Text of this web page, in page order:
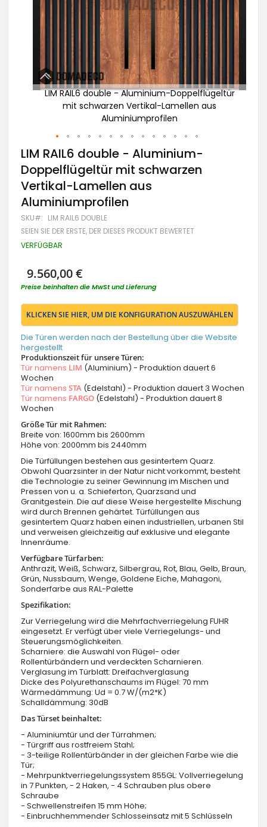
LIM RAIL6 double - Aluminium-Doppelflügeltür
mit schwarzen Vertikal-Lamellen aus
Aluminiumprofilen
Zum
Anfang
der
Bildgalerie
springen
LIM RAIL6 double - Aluminium-
Doppelflügeltür mit schwarzen
Vertikal-Lamellen aus
Aluminiumprofilen
SKU LIM RAIL6 DOUBLE
SEIEN SIE DER ERSTE, DER DIESES PRODUKT BEWERTET
VERFÜGBAR
9.560,00 €
Preise beinhalten die MwSt und Lieferung
KLICKEN SIE HIER, UM DIE KONFIGURATION AUSZUWÄHLEN
Die Türen werden nach der Bestellung über die Website
hergestellt
Produktionszeit für unsere Türen:
Tür namens LIM (Aluminium) - Produktion dauert 6
Wochen
Tür namens STA (Edelstahl) - Produktion dauert 3 Wochen
Tür namens FARGO (Edelstahl) - Produktion dauert 8
Wochen
Größe Tür mit Rahmen:
Breite von: 1600mm bis 2600mm
Höhe von: 2000mm bis 2440mm
Die Türfüllungen bestehen aus gesintertem Quarz.
Obwohl Quarzsinter in der Natur nicht vorkommt, besteht
die Technologie zu seiner Gewinnung im Mischen und
Pressen von u. a. Schieferton, Quarzsand und
Granitgestein. Die auf diese Weise hergestellte Mischung
wird durch Brennen gehärtet. Türfüllungen aus
gesintertem Quarz haben einen industriellen, urbanen Stil
und verweisen gleichzeitig auf exklusive und elegante
Innenräume.
Verfügbare Türfarben:
Anthrazit, Weiß, Schwarz, Silbergrau, Rot, Blau, Gelb, Braun,
Grün, Nussbaum, Wenge, Goldene Eiche, Mahagoni,
Sonderfarbe aus RAL-Palette
Spezifikation:
Zur Verriegelung wird die Mehrfachverriegelung FUHR
eingesetzt. Er verfügt über viele Verriegelungs- und
Steuerungsmöglichkeiten.
Scharniere: die Auswahl von Flügel- oder
Rollentürbändern und verdeckten Scharnieren.
Verglasung im Türblatt: Dreifachverglasung
Dicke des Polyurethanschaums im Flügel: 70 mm
Wärmedämmung: Ud = 0.7 W/(m2*K)
Schalldämmung: 30dB
Das Türset beinhaltet:
- Aluminiumtür und der Türrahmen;
- Türgriff aus rostfreiem Stahl;
- 3-teilige Rollentürbänder in der gleichen Farbe wie die
Tür;
- Mehrpunktverriegelungssystem 855GL: Vollverriegelung
in 7 Punkten, - 2 Haken, - 4 Schrauben plus obere
Schraube
- Schwellenstreifen 15 mm Höhe;
- Einbruchhemmender Schlosseinsatz mit 5 Schlüsseln